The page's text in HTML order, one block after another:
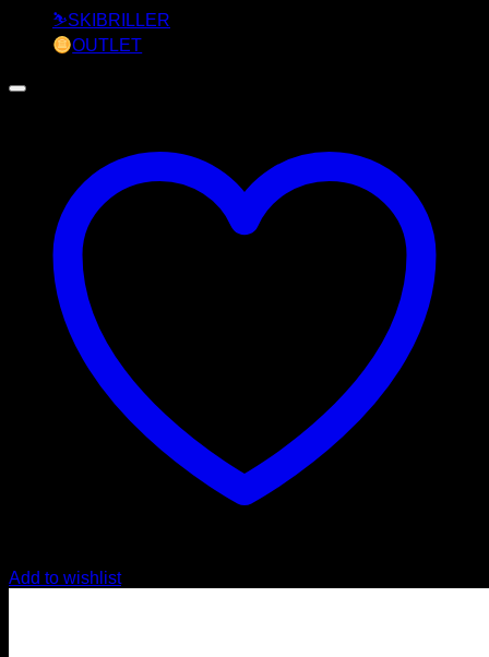
⛷️SKIBRILLER
OUTLET
Add to wishlist